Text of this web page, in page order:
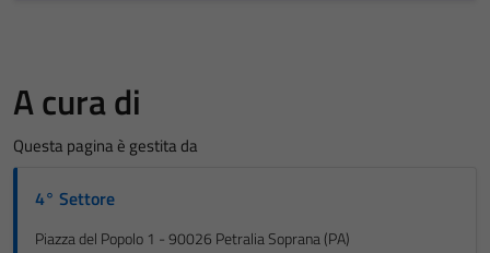
A cura di
Questa pagina è gestita da
4° Settore
Piazza del Popolo 1 - 90026 Petralia Soprana (PA)